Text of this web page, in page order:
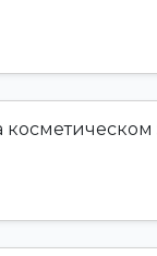
косметическом